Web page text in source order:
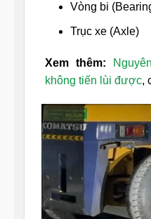
Vòng bi
Trục xe (Axle)
Xem thêm:
không tiến lùi được,